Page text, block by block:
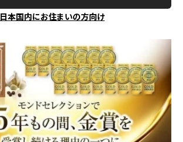
日本国内にお住まいの方向け